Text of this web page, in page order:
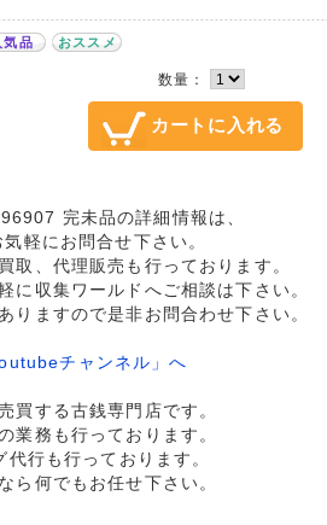
気品 おススメ
数量：
完未品の詳細情報は、
軽にお問合せ下さい。
取、代理販売も行っております。
に収集ワールドへご相談は下さい。
りますので是非お問合わせ下さい。
チャンネル」へ
買する古銭専門店です。
業務も行っております。
行も行っております。
ら何でもお任せ下さい。